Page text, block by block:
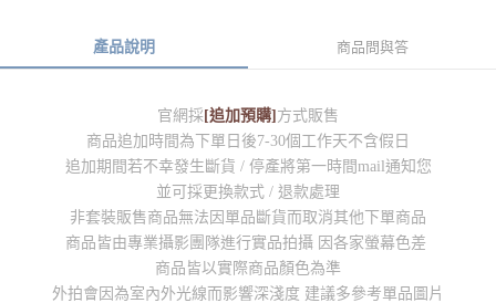
產品說明 商品問與答
官網採[追加預購]方式販售
商品追加時間為下單日後7-30個工作天不含假日
追加期間若不幸發生斷貨 / 停產將第一時間mail通知您
並可採更換款式 / 退款處理
非套裝販售商品無法因單品斷貨而取消其他下單商品
商品皆由專業攝影團隊進行實品拍攝 因各家螢幕色差
商品皆以實際商品顏色為準
外拍會因為室內外光線而影響深淺度 建議多參考單品圖片